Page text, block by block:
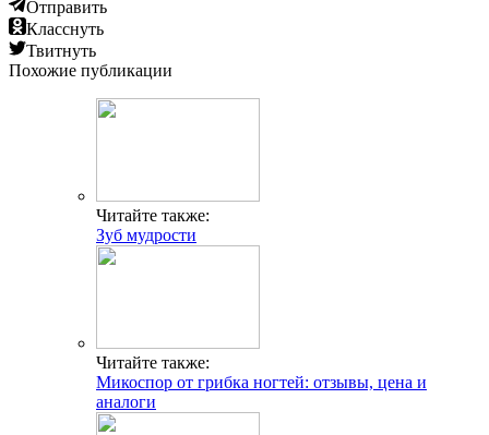
Отправить
Класснуть
Твитнуть
Похожие публикации
Читайте также:
Зуб мудрости
Читайте также:
Микоспор от грибка ногтей: отзывы, цена и
аналоги